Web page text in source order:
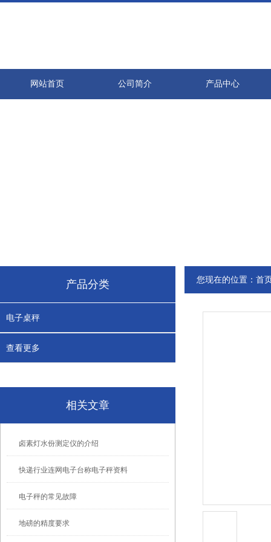
网站首页 公司简介 产品中心
产品分类
电子桌秤
查看更多
相关文章
卤素灯水份测定仪的介绍
快递行业连网电子台称电子秤资料
电子秤的常见故障
地磅的精度要求
您现在的位置： 首